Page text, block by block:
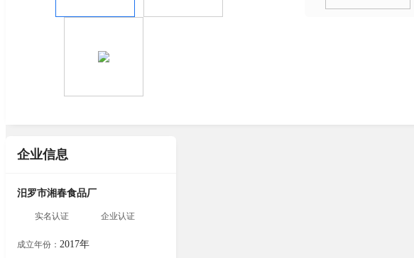
企业信息
汨罗市湘春食品厂
实名认证 企业认证
成立年份： 2017年